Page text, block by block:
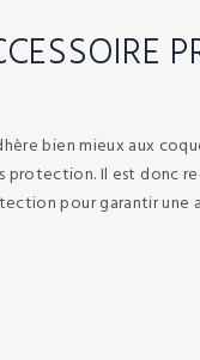
bien mieux aux
protection. Il est donc
pour garantir une